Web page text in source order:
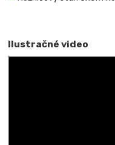
Ilustračné video